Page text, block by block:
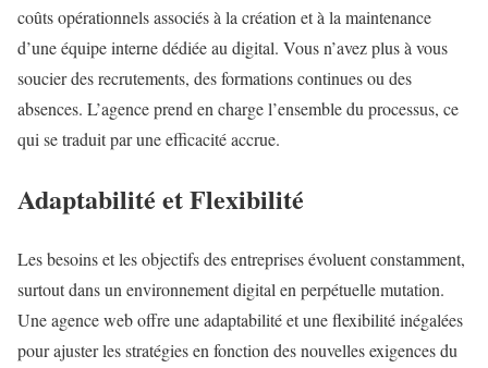
coûts opérationnels associés à la création et à la maintenance
d’une équipe interne dédiée au digital. Vous n’avez plus à vous
soucier des recrutements, des formations continues ou des
absences. L’agence prend en charge l’ensemble du processus, ce
qui se traduit par une efficacité accrue.
Adaptabilité et Flexibilité
Les besoins et les objectifs des entreprises évoluent constamment,
surtout dans un environnement digital en perpétuelle mutation.
Une agence web offre une adaptabilité et une flexibilité inégalées
pour ajuster les stratégies en fonction des nouvelles exigences du